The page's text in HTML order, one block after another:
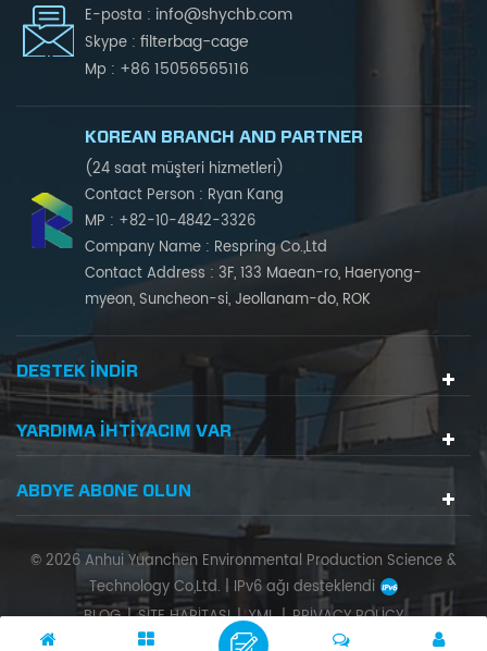
E-posta : info@shychb.com
Skype : filterbag-cage
Mp : +86 15056565116
KOREAN BRANCH AND PARTNER
(24 saat müşteri hizmetleri)
Contact Person : Ryan Kang
MP : +82-10-4842-3326
Company Name : Respring Co.,Ltd
Contact Address : 3F, 133 Maean-ro, Haeryong-
myeon, Suncheon-si, Jeollanam-do, ROK
DESTEK INDIR
YARDIMA IHTIYACIM VAR
ABDYE ABONE OLUN
© 2026 Anhui Yuanchen Environmental Production Science &
Technology Co,Ltd. | IPv6 ağı desteklendi
BLOG|SITE HARITASI|XML|PRIVACY POLICY